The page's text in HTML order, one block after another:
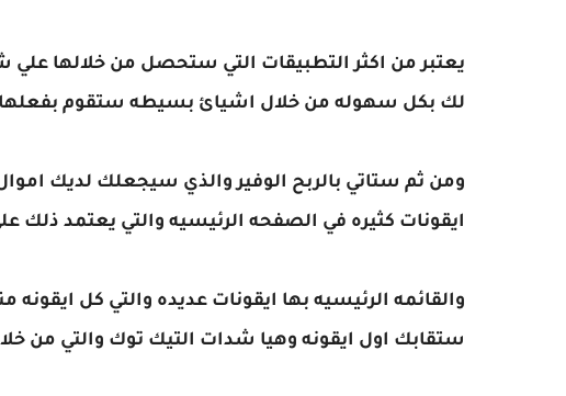
يعتبر من اكثر التطبيقات التي ستحصل من خلالها علي
لك بكل سهوله من خلال اشيائ بسيطه ستقوم بفعلها
ومن ثم ستاتي بالربح الوفير والذي سيجعلك لديك
ايقونات كثيره في الصفحه الرئيسيه والتي يعتمد ذلك
والقائمه الرئيسيه بها ايقونات عديده والتي كل
ستقابك اول ايقونه وهيا شدات التيك توك والتي من